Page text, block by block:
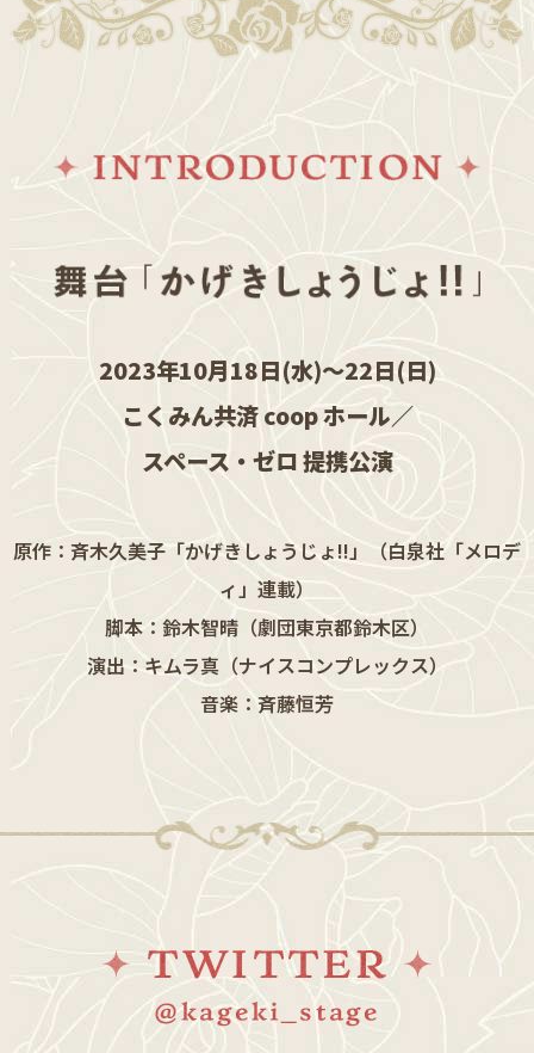
2023年10月18日(水)～22日(日)
こくみん共済 coop ホール／
スペース・ゼロ 提携公演
原作：斉木久美子「かげきしょうじょ!!」（白泉社「メロデ
ィ」連載）
脚本：鈴木智晴（劇団東京都鈴木区）
演出：キムラ真（ナイスコンプレックス）
音楽：斉藤恒芳